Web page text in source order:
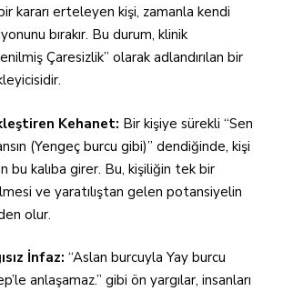
kararı erteleyen kişi, zamanla kendi
bırakır. Bu durum, klinik
Çaresizlik” olarak adlandırılan bir
Kehanet: Bir kişiye sürekli “Sen
(Yengeç burcu gibi)” dendiğinde, kişi
bu kalıba girer. Bu, kişiliğin tek bir
ve yaratılıştan gelen potansiyelin
olur.
İnfaz: “Aslan burcuyla Yay burcu
anlaşamaz.” gibi ön yargılar, insanları